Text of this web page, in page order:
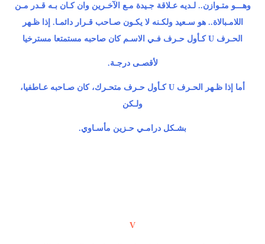
وهـــو متـوازن.. لـديه عـلاقة جـيدة مـع الآخـرين وان كـان بـه قـدر مـن
اللامـبالاة.. هو سـعيد ولكـنه لا يكـون صـاحب قـرار دائمـا. إذا ظـهر
الحـرف U كـأول حـرف فـي الاسـم كان صاحبه مستمتعا مسترخيا
لأقصـى درجـة.
أما إذا ظـهر الحـرف U كـأول حـرف متحـرك، كان صـاحبه عـاطفيا،
ولـكن
بشـكل درامـي حـزين مأسـاوي.
V